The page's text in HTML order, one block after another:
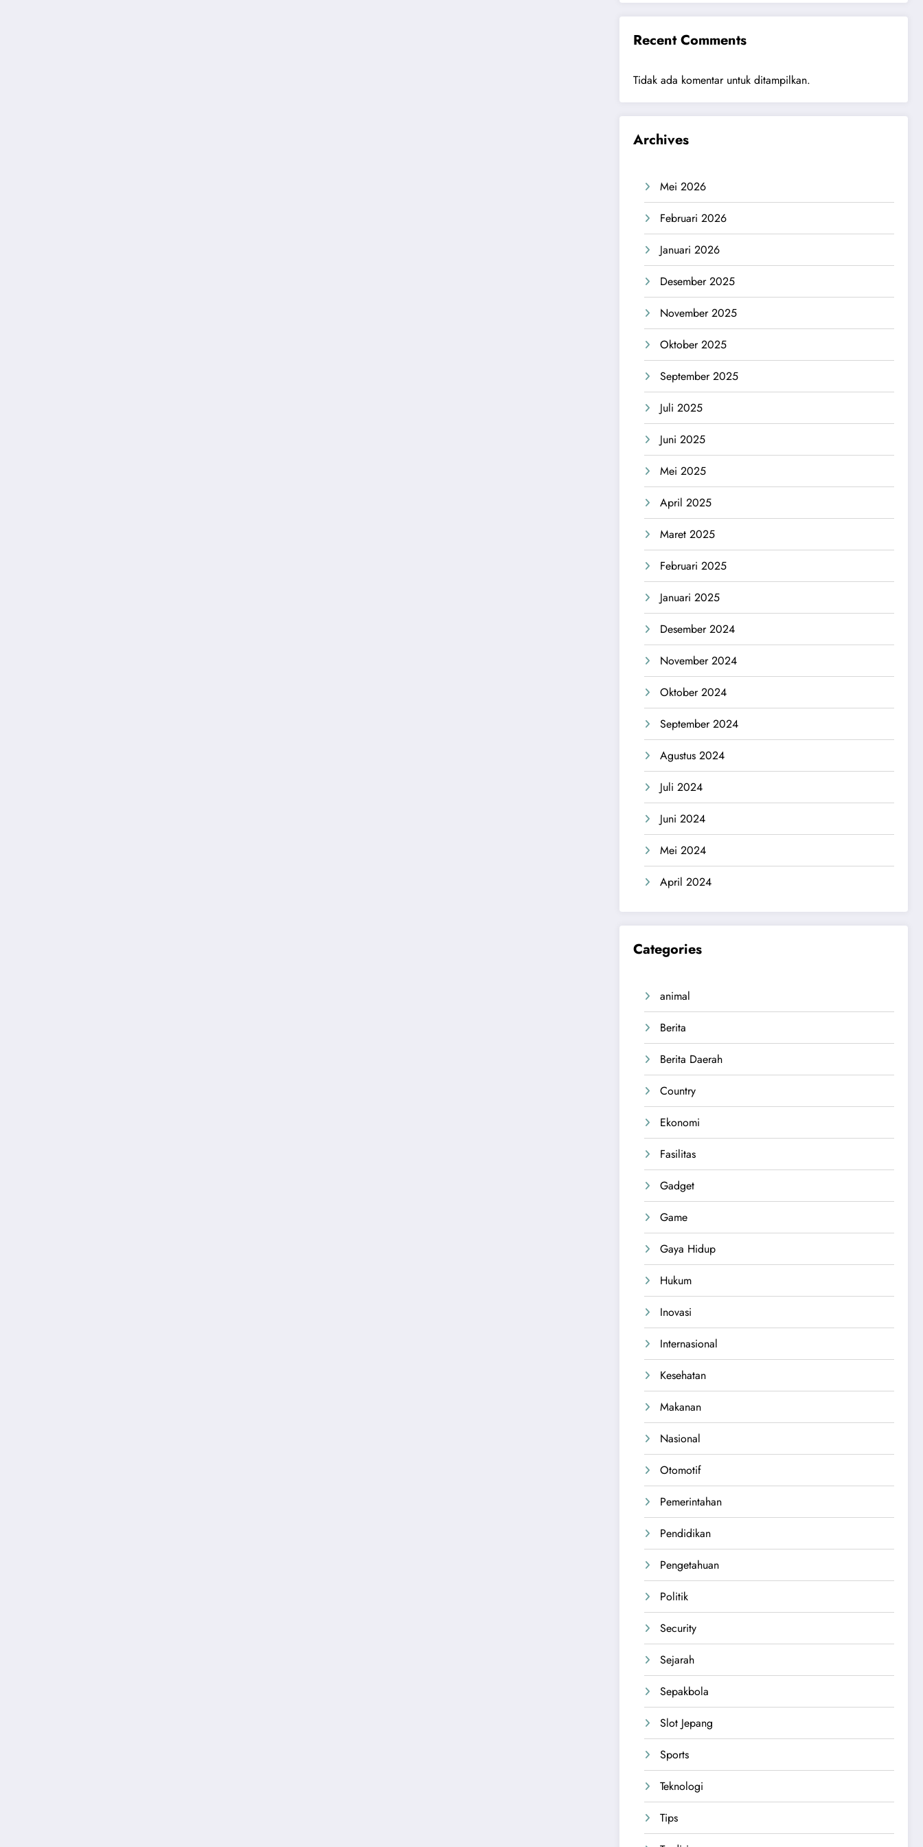
Recent Comments
Tidak ada komentar untuk ditampilkan.
Archives
Mei 2026
Februari 2026
Januari 2026
Desember 2025
November 2025
Oktober 2025
September 2025
Juli 2025
Juni 2025
Mei 2025
April 2025
Maret 2025
Februari 2025
Januari 2025
Desember 2024
November 2024
Oktober 2024
September 2024
Agustus 2024
Juli 2024
Juni 2024
Mei 2024
April 2024
Categories
animal
Berita
Berita Daerah
Country
Ekonomi
Fasilitas
Gadget
Game
Gaya Hidup
Hukum
Inovasi
Internasional
Kesehatan
Makanan
Nasional
Otomotif
Pemerintahan
Pendidikan
Pengetahuan
Politik
Security
Sejarah
Sepakbola
Slot Jepang
Sports
Teknologi
Tips